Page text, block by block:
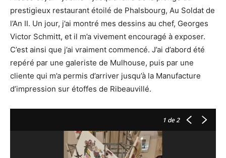
prestigieux restaurant étoilé de Phalsbourg, Au Soldat de
l’An II. Un jour, j’ai montré mes dessins au chef, Georges
Victor Schmitt, et il m’a vivement encouragé à exposer.
C’est ainsi que j’ai vraiment commencé. J’ai d’abord été
repéré par une galeriste de Mulhouse, puis par une
cliente qui m’a permis d’arriver jusqu’à la Manufacture
d’impression sur étoffes de Ribeauvillé.
1 de 2